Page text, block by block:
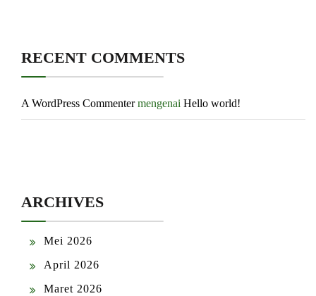
RECENT COMMENTS
A WordPress Commentermengenai Hello world!
ARCHIVES
Mei 2026
April 2026
Maret 2026